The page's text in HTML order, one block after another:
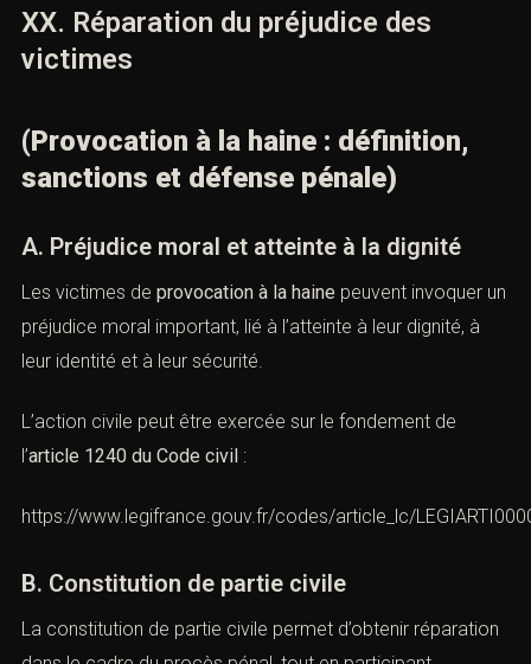
entraîner l’extinction de l’action publique.
Les actes de poursuite, les citations directes et
certaines mesures d’enquête interrompent la
prescription. La défense pénale examine
XX. Réparation du préjudice des
victimes
(Provocation à la haine : définition,
sanctions et défense pénale)
A. Préjudice moral et atteinte à la dignité
Les victimes deprovocation à la hainepeuvent invoquer